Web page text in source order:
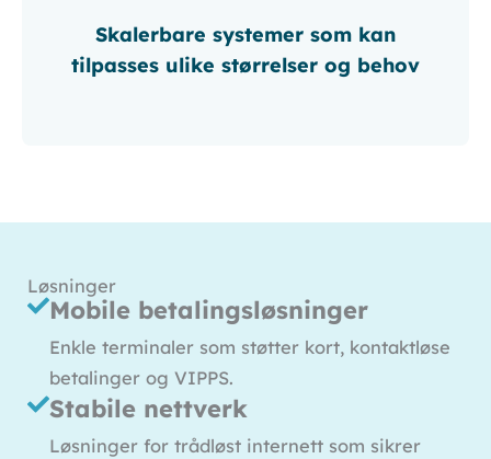
Skalerbare systemer som kan
tilpasses ulike størrelser og behov
Løsninger
Mobile betalingsløsninger
Enkle terminaler som støtter kort, kontaktløse
betalinger og VIPPS.
Stabile nettverk
Løsninger for trådløst internett som sikrer